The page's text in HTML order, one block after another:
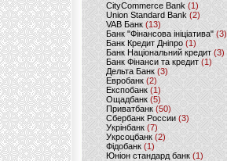
CityCommerce Bank (1)
Union Standard Bank (2)
VAB Банк (13)
Банк "Фінансова ініціатива" (3)
Банк Кредит Дніпро (1)
Банк Національний кредит (3)
Банк Фінанси та кредит (1)
Дельта Банк (3)
Евробанк(2)
Експобанк (1)
Ощадбанк(5)
Приватбанк (50)
Сбербанк России (3)
Укрінбанк(7)
Укрсоцбанк (2)
Фідобанк (1)
Юніон стандард банк(1)